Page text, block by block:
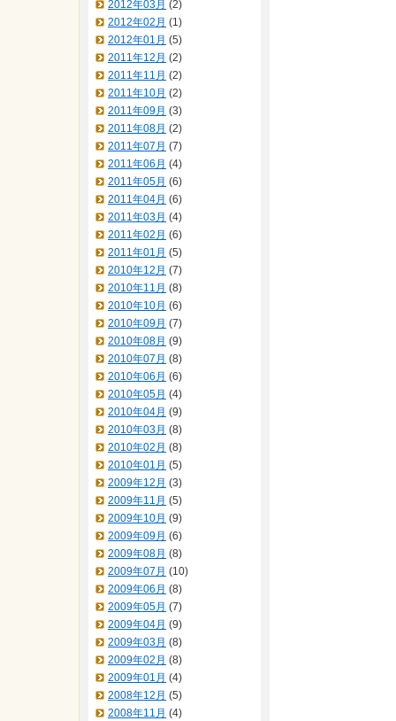
2012年03月 (2)
2012年02月 (1)
2012年01月 (5)
2011年12月 (2)
2011年11月 (2)
2011年10月 (2)
2011年09月 (3)
2011年08月 (2)
2011年07月 (7)
2011年06月 (4)
2011年05月 (6)
2011年04月 (6)
2011年03月 (4)
2011年02月 (6)
2011年01月 (5)
2010年12月 (7)
2010年11月 (8)
2010年10月 (6)
2010年09月 (7)
2010年08月 (9)
2010年07月 (8)
2010年06月 (6)
2010年05月 (4)
2010年04月 (9)
2010年03月 (8)
2010年02月 (8)
2010年01月 (5)
2009年12月 (3)
2009年11月 (5)
2009年10月 (9)
2009年09月 (6)
2009年08月 (8)
2009年07月 (10)
2009年06月 (8)
2009年05月 (7)
2009年04月 (9)
2009年03月 (8)
2009年02月 (8)
2009年01月 (4)
2008年12月 (5)
2008年11月 (4)